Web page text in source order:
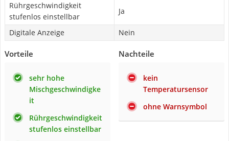
Rührgeschwindigkeit
stufenlos einstellbar
Ja
Digitale Anzeige Nein
Vorteile
sehr hohe
Mischgeschwindigke
it
Rührgeschwindigkeit
stufenlos einstellbar
Nachteile
kein
Temperatursensor
ohne Warnsymbol